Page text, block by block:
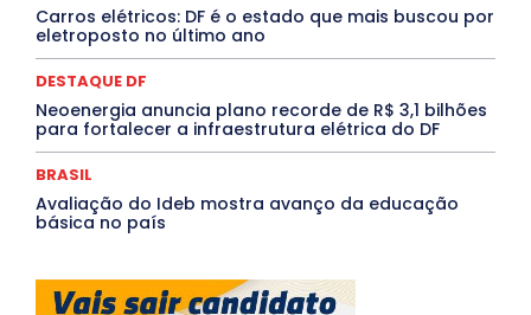
Mais
Carros elétricos: DF é o estado que mais buscou por
eletroposto no último ano
DESTAQUE DF
Neoenergia anuncia plano recorde de R$ 3,1 bilhões
para fortalecer a infraestrutura elétrica do DF
BRASIL
Avaliação do Ideb mostra avanço da educação
básica no país